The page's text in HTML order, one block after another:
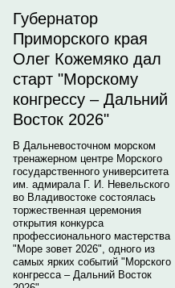
Губернатор
Приморского края
Олег Кожемяко дал
старт "Морскому
конгрессу – Дальний
Восток 2026"
В Дальневосточном морском
тренажерном центре Морского
государственного университета
им. адмирала Г. И. Невельского
во Владивостоке состоялась
торжественная церемония
открытия конкурса
профессионального мастерства
"Море зовет 2026", одного из
самых ярких событий "Морского
конгресса – Дальний Восток